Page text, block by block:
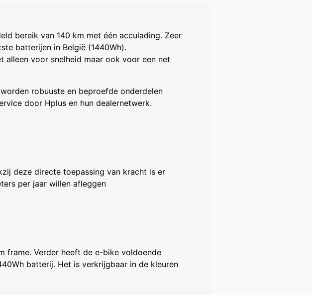
bereik van 140 km met één acculading. Zeer
batterijen in België (1440Wh).
alleen voor snelheid maar ook voor een net
robuuste en beproefde onderdelen
door Hplus en hun dealernetwerk.
deze directe toepassing van kracht is er
per jaar willen afleggen
frame. Verder heeft de e-bike voldoende
batterij. Het is verkrijgbaar in de kleuren